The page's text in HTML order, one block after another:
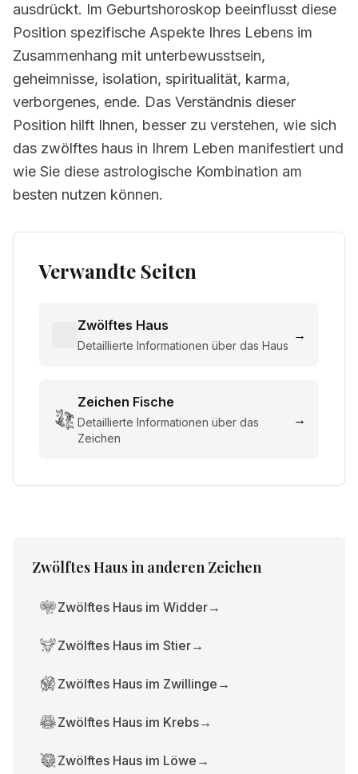
ausdrückt. Im Geburtshoroskop beeinflusst diese
Position spezifische Aspekte Ihres Lebens im
Zusammenhang mit unterbewusstsein,
geheimnisse, isolation, spiritualität, karma,
verborgenes, ende. Das Verständnis dieser
Position hilft Ihnen, besser zu verstehen, wie sich
das zwölftes haus in Ihrem Leben manifestiert und
wie Sie diese astrologische Kombination am
besten nutzen können.
Verwandte Seiten
Zwölftes Haus
Detaillierte Informationen über das Haus
→
Zeichen Fische
Detaillierte Informationen über das
Zeichen
→
Zwölftes Hausin anderen Zeichen
Zwölftes Haus im Widder→
Zwölftes Haus im Stier→
Zwölftes Haus im Zwillinge →
Zwölftes Haus im Krebs→
Zwölftes Haus im Löwe →